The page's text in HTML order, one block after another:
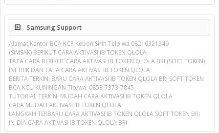
Samsung Support
Alamat Kantor BCA KCP Kebon Sirih Telp:wa 08216321349
(SIMSAK) BERIKUT CARA AKTIVASI IB TOKEN QLOLA
TATA CARA BERIKUT CARA AKTIVASI IB TOKEN QLOLA BRI (SOFT TOKEN)
INI TRIK DAN TATA CARA AKTIVASI IB TOKEN QLOLA
BERITA TERKINI BARU CARA AKTIVASI IB TOKEN QLOLA BRI SOFT TOKEN
BCA KCU KUNINGAN.Tlp/wa: 0853-7373-7845
TUTORIAL TERKINI MUDAH CARA AKTIVASI IB TOKEN QLOLA
CARA MUDAH AKTIVASI IB TOKEN QLOLA
LANGKAH TERBARU CARA AKTIVASI IB TOKEN QLOLA SOFT TOKEN BRI
IN-DIA CARA AKTIVASI IB TOKEN QLOLA BRI